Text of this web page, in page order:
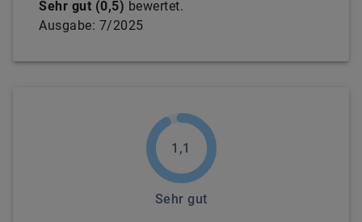
Sehr gut (0,5) bewertet.
Ausgabe: 7/2025
1,1
Sehr gut